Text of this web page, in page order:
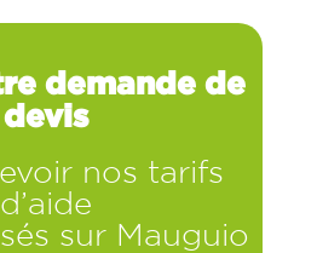
demande de
devis
nos tarifs
d’aide
sur Mauguio